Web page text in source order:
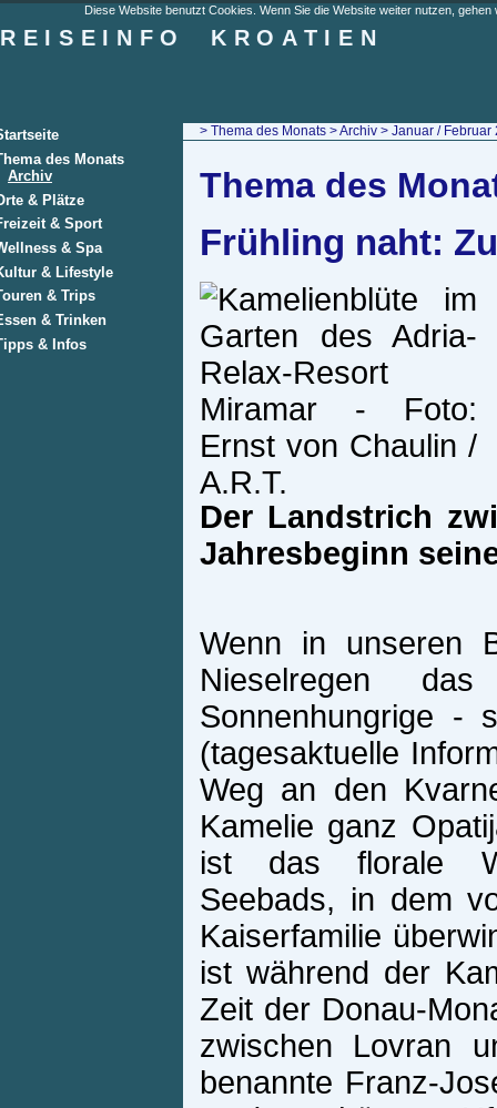
Diese Website benutzt Cookies. Wenn Sie die Website weiter nutzen,
REISEINFO KROATIEN
des Monats
Archiv
& Plätze
& Sport
& Spa
& Lifestyle
& Trips
& Trinken
& Infos
> Thema des Monats >Archiv > Januar / Februar
Thema des
Frühling naht:
Der Landstrich
Jahresbeginn
Wenn in unseren
Nieselregen
Sonnenhungrige -
(tagesaktuelle
Weg an den
Kamelie ganz
ist das florale
Seebads, in dem
Kaiserfamilie
ist während der
Zeit der Donau-
zwischen Lovran
benannte Franz-